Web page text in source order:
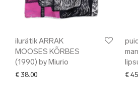
ilurätik ARRAK
MOOSES KÕRBES
(1990) by Miurio
€ 38.00 €